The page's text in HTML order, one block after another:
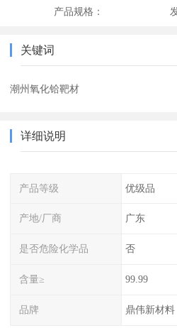
产品规格：
关键词
潮州氧化铪靶材
详细说明
产品等级 优级品
产地/厂商 广东
是否危险化学品 否
含量≥ 99.99
品牌 鼎伟新材料